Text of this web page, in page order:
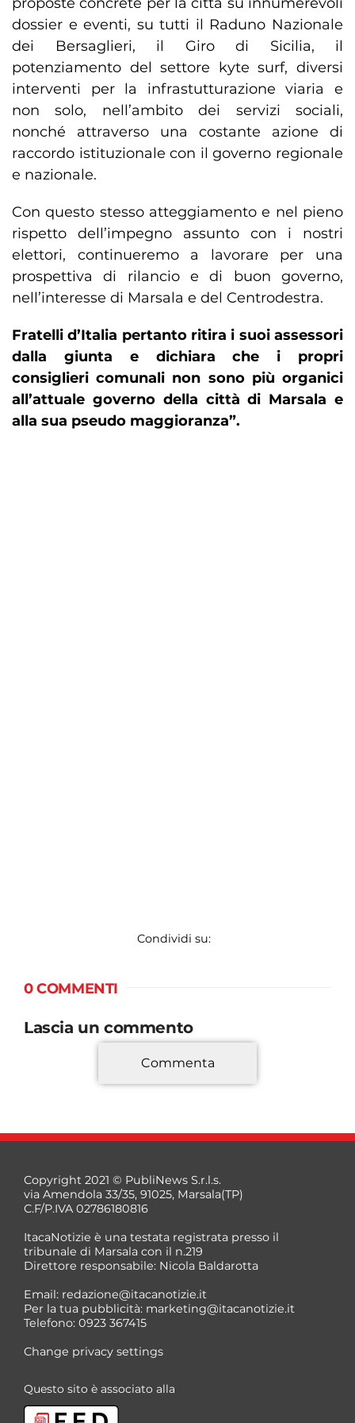
dossier e eventi, su tutti il Raduno Nazionale
dei Bersaglieri, il Giro di Sicilia, il
potenziamento del settore kyte surf, diversi
interventi per la infrastutturazione viaria e
non solo, nell’ambito dei servizi sociali,
nonché attraverso una costante azione di
raccordo istituzionale con il governo regionale
e nazionale.
Con questo stesso atteggiamento e nel pieno
rispetto dell’impegno assunto con i nostri
elettori, continueremo a lavorare per una
prospettiva di rilancio e di buon governo,
nell’interesse di Marsala e del Centrodestra.
Fratelli d’Italia pertanto ritira i suoi assessori
dalla giunta e dichiara che i propri
consiglieri comunali non sono più organici
all’attuale governo della città di Marsala e
alla sua pseudo maggioranza”.
Condividi su:
0 COMMENTI
Lascia un commento
*
*
Commenta
Copyright 2021 © PubliNews S.r.l.s.
via Amendola 33/35, 91025, Marsala(TP)
C.F/P.IVA 02786180816
ItacaNotizie è una testata registrata presso il
tribunale di Marsala con il n.219
Direttore responsabile: Nicola Baldarotta
Email: redazione@itacanotizie.it
Per la tua pubblicità: marketing@itacanotizie.it
Telefono: 0923 367415
Change privacy settings
Questo sito è associato alla